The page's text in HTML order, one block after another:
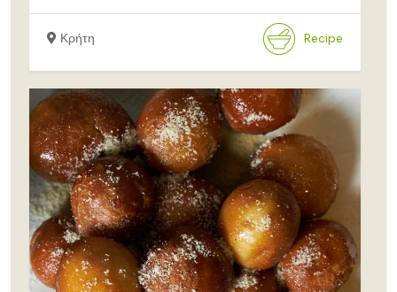
Κρήτη Recipe